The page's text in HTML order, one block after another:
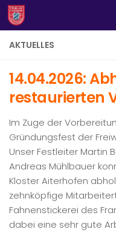
Zum Inhalt springen
AKTUELLES
14.04.2026:
restaurierten
Im Zuge der
Gründungsfest der
Unser Festleiter Martin
Andreas Mühlbauer
Kloster Aiterhofen
zehnköpfige
Fahnenstickerei des
dabei eine sehr gute